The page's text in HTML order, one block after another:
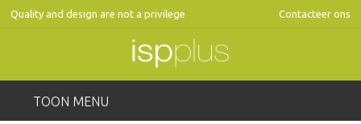
Quality and design are not a privilege Contacteer ons
TOON MENU